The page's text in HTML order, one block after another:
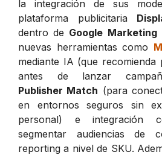
la integración de sus
plataforma publicitaria
dentro de Google Marketing
nuevas herramientas como
mediante IA (que recomienda
antes de lanzar
Publisher Match (para
en entornos seguros sin
personal) e integración
segmentar audiencias de
reporting a nivel de SKU.